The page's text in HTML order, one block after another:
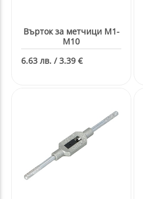
Върток за метчици М1-
М10
6.63 лв. / 3.39 €